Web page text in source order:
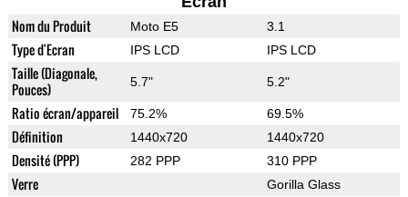
Nom du Produit Moto E5 3.1
Type d'Ecran IPS LCD IPS LCD
Taille (Diagonale,
Pouces)
5.7" 5.2"
Ratio écran/appareil 75.2% 69.5%
Définition 1440x720 1440x720
Densité (PPP) 282 PPP 310 PPP
Verre Gorilla Glass